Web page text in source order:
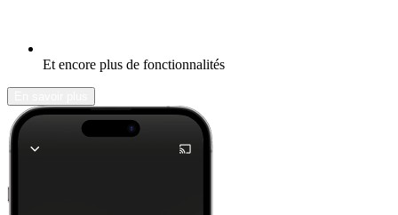
Et encore plus de fonctionnalités